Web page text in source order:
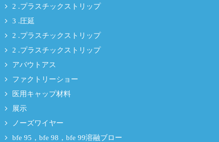
2 .プラスチックストリップ
3 .圧延
2 .プラスチックストリップ
2 .プラスチックストリップ
アバウトアス
ファクトリーショー
医用キャップ材料
展示
ノーズワイヤー
bfe 95，bfe 98，bfe 99溶融ブロー